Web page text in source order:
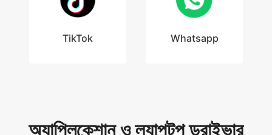
TikTok Whatsapp
অ্যাপ্লিকেশান ও ল্যাপটপ ড্রাইভার